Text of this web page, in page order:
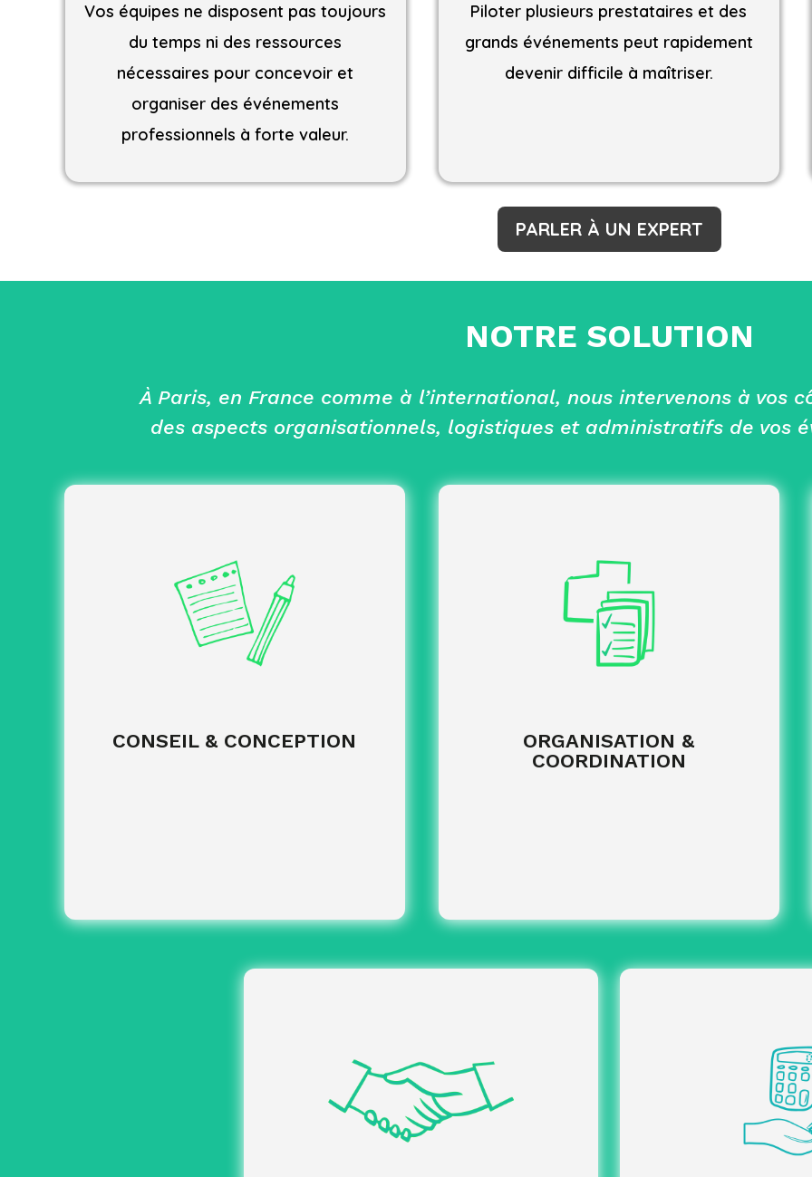
Vos équipes ne disposent pas toujours
du temps ni des ressources
nécessaires pour concevoir et
organiser des événements
professionnels à forte valeur.
Piloter plusieurs prestataires et des
grands événements peut rapidement
devenir difficile à maîtriser.
PARLER À UN EXPERT
NOTRE SOLUTION
À Paris, en France comme à l’international, nous intervenons à vos
des aspects organisationnels, logistiques et administratifs de vos
CONSEIL & CONCEPTION
Construction de l’événement :
d’un format cohérent avec vos objectifs et
votre organisation.
Mise en place du projet :
Création de l’identité de l’événement :
ORGANISATION &
COORDINATION
(lieu, hébergement, transport, restauration,
animations, équipements…).
Gestion du projet :
suivi des échanges,
accords et du bon déroulement des
long de l’événement.
Organisation des inscriptions :
Accueil des participants :
prise en charge
personnalisée pour garantir une expérience fluide
formalités
Suivi des achats
traitement des
fournisseurs